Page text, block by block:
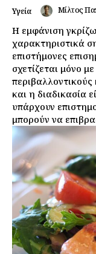
Υγεία Μίλτος
Η εμφάνιση
χαρακτηριστικά
επιστήμονες
σχετίζεται μόνο
και η διαδικασία
υπάρχουν
μπορούν να